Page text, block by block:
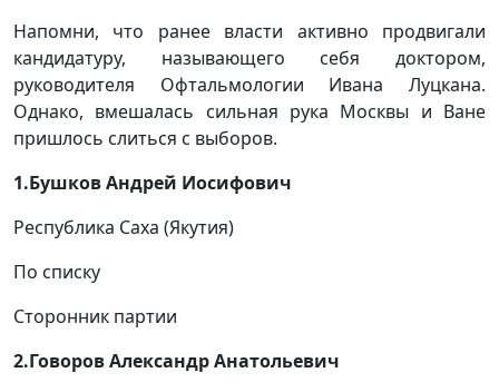
Напомни, что ранее власти активно продвигали
кандидатуру, называющего себя доктором,
руководителя Офтальмологии Ивана Луцкана.
Однако, вмешалась сильная рука Москвы и Ване
пришлось слиться с выборов.
1.Бушков Андрей Иосифович
Республика Саха (Якутия)
По списку
Сторонник партии
2.Говоров Александр Анатольевич